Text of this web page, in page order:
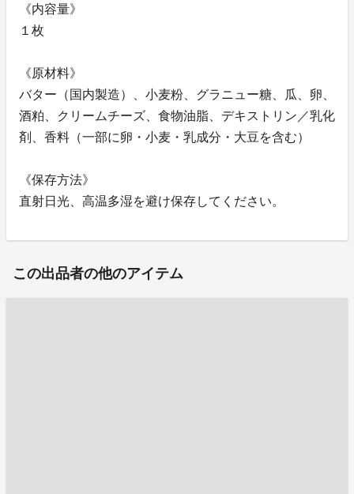
《内容量》
１枚
《原材料》
バター（国内製造）、小麦粉、グラニュー糖、瓜、卵、
酒粕、クリームチーズ、食物油脂、デキストリン／乳化
剤、香料（一部に卵・小麦・乳成分・大豆を含む）
《保存方法》
直射日光、高温多湿を避け保存してください。
この出品者の他のアイテム